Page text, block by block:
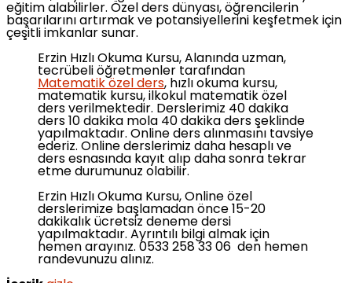
eğitim alabilirler. Özel ders dünyası, öğrencilerin
başarılarını artırmak ve potansiyellerini keşfetmek için
çeşitli imkanlar sunar.
Erzin Hızlı Okuma Kursu, Alanında uzman,
tecrübeli öğretmenler tarafından
Matematik özel ders, hızlı okuma kursu,
matematik kursu, ilkokul matematik özel
ders verilmektedir. Derslerimiz 40 dakika
ders 10 dakika mola 40 dakika ders şeklinde
yapılmaktadır. Online ders alınmasını tavsiye
ederiz. Online derslerimiz daha hesaplı ve
ders esnasında kayıt alıp daha sonra tekrar
etme durumunuz olabilir.
Erzin Hızlı Okuma Kursu, Online özel
derslerimize başlamadan önce 15-20
dakikalık ücretsiz deneme dersi
yapılmaktadır. Ayrıntılı bilgi almak için
hemen arayınız. 0533 258 33 06 den hemen
randevunuzu alınız.